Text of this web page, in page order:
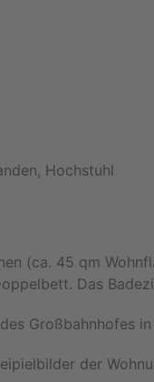
Hochstuhl
(ca. 45 qm
Das
Großbahnhofes
der